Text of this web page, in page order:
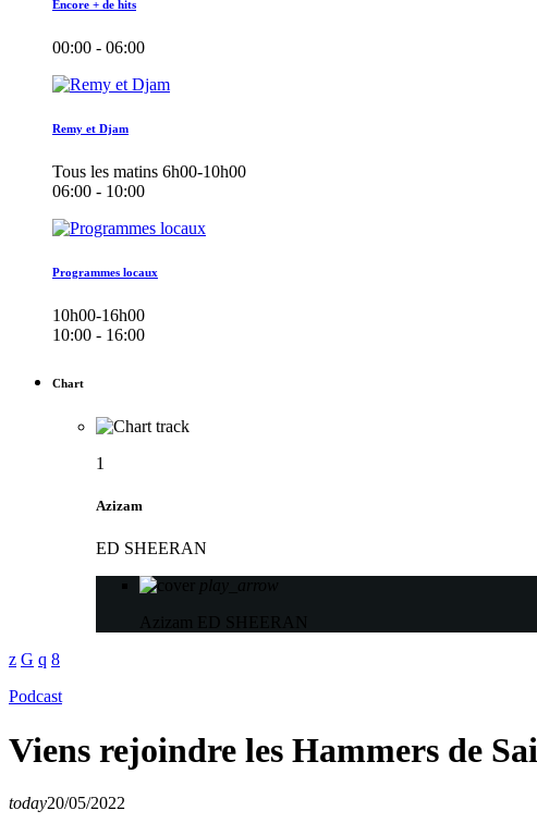
Encore + de hits
00:00 - 06:00
Remy et Djam
Tous les matins 6h00-10h00
06:00 - 10:00
Programmes locaux
10h00-16h00
10:00 - 16:00
Chart
1
Azizam
ED SHEERAN
play_arrow
Azizam
ED SHEERAN
Podcast
Viens rejoindre les Hammers de
today20/05/2022